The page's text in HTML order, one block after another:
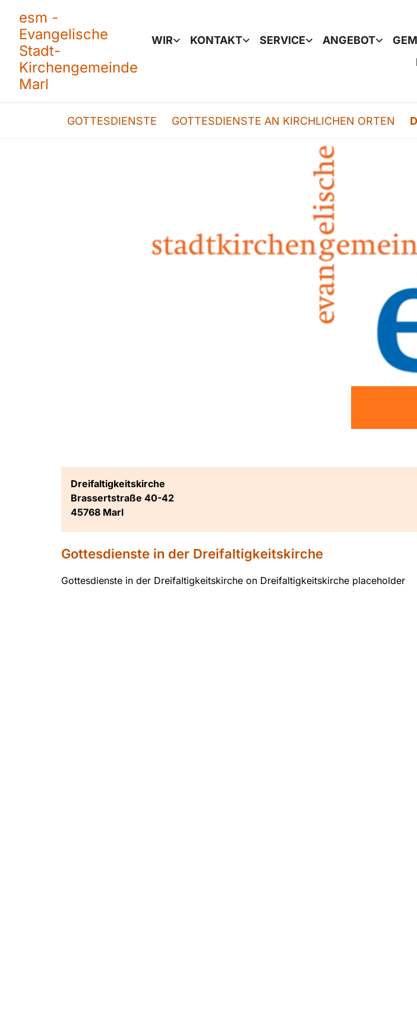
esm -
Evangelische
Stadt-
Kirchengemeinde
Marl
WIR KONTAKT SERVICE ANGEBOT
GOTTESDIENSTE GOTTESDIENSTE AN KIRCHLICHEN ORTEN
Dreifaltigkeitskirche
Brassertstraße 40-42
45768 Marl
Gottesdienste in der Dreifaltigkeitskirche
Gottesdienste in der Dreifaltigkeitskirche on Dreifaltigkeitskirche placeholder